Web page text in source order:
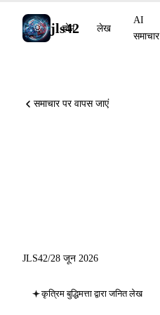
jls42
होम लेख
AI
समाचार
समाचार पर वापस जाएं
JLS42/28 जून 2026
कृत्रिम बुद्धिमत्ता द्वारा जनित लेख